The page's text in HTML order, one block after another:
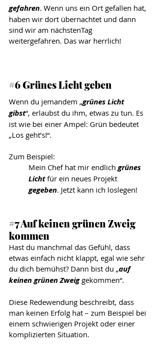
gefahren. Wenn uns ein Ort gefallen hat,
haben wir dort übernachtet und dann
sind wir am nächstenTag
weitergefahren. Das war herrlich!
#6 Grünes Licht geben
Wenn du jemandem „grünes Licht
gibst“, erlaubst du ihm, etwas zu tun. Es
ist wie bei einer Ampel: Grün bedeutet
„Los geht’s!“.
Zum Beispiel:
Mein Chef hat mir endlich grünes
Licht für ein neues Projekt
gegeben. Jetzt kann ich loslegen!
#7 Auf keinen grünen Zweig
kommen
Hast du manchmal das Gefühl, dass
etwas einfach nicht klappt, egal wie sehr
du dich bemühst? Dann bist du „auf
keinen grünen Zweig gekommen“.
Diese Redewendung beschreibt, dass
man keinen Erfolg hat – zum Beispiel bei
einem schwierigen Projekt oder einer
komplizierten Situation.